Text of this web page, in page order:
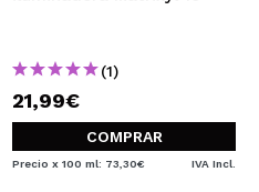
(1)
21,99€
COMPRAR
Precio x 100 ml: 73,30€ IVA Incl.